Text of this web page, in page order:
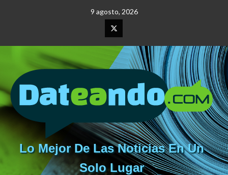
9 agosto, 2026
Elemento
del
menú
Lo Mejor De Las Noticias En Un
Solo Lugar